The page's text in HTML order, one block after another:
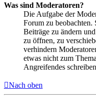
Was sind Moderatoren?
Die Aufgabe der
Forum zu beobachten.
Beiträge zu ändern
zu öffnen, zu
verhindern
etwas nicht zum
Angreifendes
Nach oben